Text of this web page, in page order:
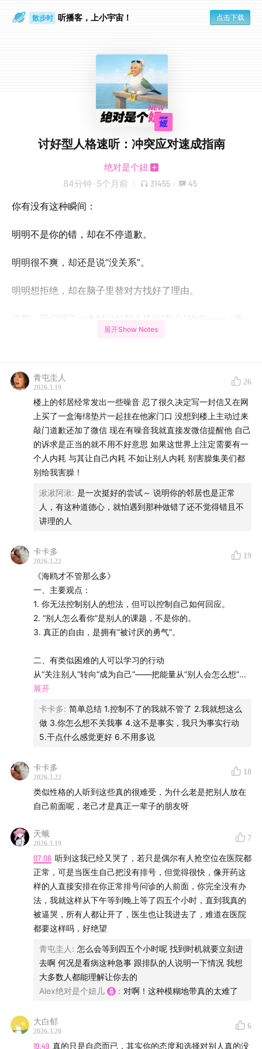
散步时 听播客，上小宇宙！ 点击下载
讨好型人格速听：冲突应对速成指南
绝对是个妞
84分钟 · 5个月前 31455 · 45
你有没有这种瞬间：
明明不是你的错，却在不停道歉。
明明很不爽，却还是说“没关系”。
明明想拒绝，却在脑子里替对方找好了理由。
鸥：才不管那么多》，但聊着聊着发现，它根本不是书，
我们把这种状态叫做：“和谐瘾”——
一种为了不制造冲突、不让别人不舒服，甚至不惜牺牲自
己边界的习惯。
你会听到：
• 为什么有的人天生更容易成为“老好人”？
• 为什么我们更害怕“被误解”，而不是“被伤害”？
• 以及，一个很难的问题：
👉 我们能不能接受，在别人眼里“没那么好”？
这不是一集教你变强势的播客，
【时间轴】
这是从一本「报Alex身份证号」的书开始
和谐瘾铁证大赏
22:06 “我是不是在拯救别人？”过度共情与自我加戏
感谢甲方，教会了我做人
57:06 三种冲突反应动物模型：大猩猩 / 兔子 / 肌强直羊
01:01:39一旦你变成拯救者，你就会沦为受害者
01:20:06 摆脱和谐瘾真的更快乐吗？
展开Show Notes
青屯圭人
2026.3.19
26
楼上的邻居经常发出一些噪音 忍了很久决定写一封信又在网
上买了一盒海绵垫片一起挂在他家门口 没想到楼上主动过来
敲门道歉还加了微信 现在有噪音我就直接发微信提醒他 自己
的诉求是正当的就不用不好意思 如果这世界上注定需要有一
个人内耗 与其让自己内耗 不如让别人内耗 别害臊集美们都
别给我害臊！
湫湫阿湫: 是一次挺好的尝试～ 说明你的邻居也是正常
人，有这种道德心，就怕遇到那种做错了还不觉得错且不
讲理的人
卡卡多
2026.3.22
19
《海鸥才不管那么多》
一、主要观点：
1. 你无法控制别人的想法，但可以控制自己如何回应。
2. “别人怎么看你”是别人的课题，不是你的。
3. 真正的自由，是拥有“被讨厌的勇气”。
二、有类似困难的人可以学习的行动
从“关注别人”转向“成为自己”——把能量从“别人会怎么想”收
回到“我现在需要什么”
拿出一张纸，左边写“我能控制的事”（如我的行动、我说的
话、我的界限），右边写“我不能控制的事”（如别人的看
法、别人的情绪、结果）。当焦虑时，把注意力强行拉回左
2. 设定“海鸥时刻”
每天做一件“别人可能不认同，但对自己重要”的小事。比如
直接表达拒绝、在会议上说出真实想法。完成后记录：“海鸥
3. 建立情绪缓冲带
当察觉自己太关注别人的想法，对我说：“那是他的海鸥，不
是我的海鸥。”用幽默打断思维反刍。
4. 区分“事实”与“故事”
事实是客观发生的（如“他没回消息”），故事是你添加的解
读（如“他肯定讨厌我了”）。每当陷入“故事”时，强迫自己回
到“事实”层面，并问：基于事实，我现在能做的一小步是什
么？
过度思考往往是因为想用“想清楚”来获得安全感。可以设定
一个“反刍闹钟”——允许自己担心15分钟，时间一到，立刻
去做一件需要身体参与的事（走路、整理桌面、喝水），切
断焦虑循环。
当你拒绝别人或做出选择后，克制住想要长篇大论解释的冲
展开
卡卡多: 简单总结 1.控制不了的我就不管了 2.我就想这么
做 3.你怎么想不关我事 4.这不是事实，我只为事实行动
5.干点什么感觉更好 6.不用多说
卡卡多
2026.3.22
18
类似性格的人听到这些真的很难受，为什么老是把别人放在
自己前面呢，老己才是真正一辈子的朋友呀
天蛾
2026.3.19
7
07:08 听到这我已经又哭了，若只是偶尔有人抢空位在医院都
正常，可是当医生自己把没有排号，但觉得很快，像开药这
样的人直接安排在你正常排号问诊的人前面，你完全没有办
法，我就这样从下午等到晚上等了四五个小时，直到我真的
被逼哭，所有人都让开了，医生也让我进去了，难道在医院
都要这样吗，好绝望
青屯圭人 : 怎么会等到四五个小时呢 找到时机就要立刻进
去啊 何况是看病这种急事 跟排队的人说明一下情况 我想
大多数人都能理解让你去的
Alex绝对是个妞儿
: 对啊！这种模糊地带真的太难了
大白郁
2026.3.20
6
19:49 真的只是自恋而已，其实你的态度和选择对别人真的没